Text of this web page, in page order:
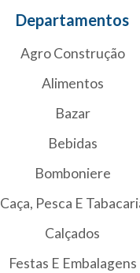
Departamentos
Agro Construção
Alimentos
Bazar
Bebidas
Bomboniere
Caça, Pesca E
Calçados
Festas E Embalagens